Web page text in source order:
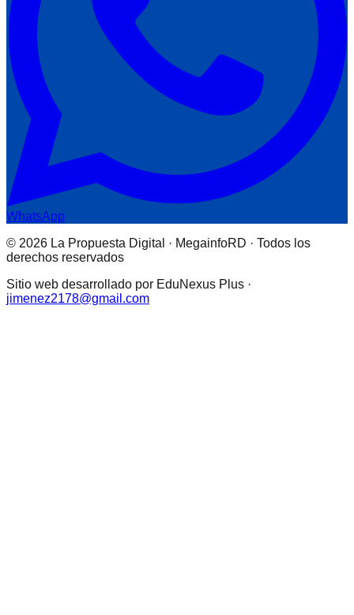
WhatsApp
© 2026 La Propuesta Digital · MegainfoRD · Todos los
derechos reservados
Sitio web desarrollado por EduNexus Plus ·
jimenez2178@gmail.com